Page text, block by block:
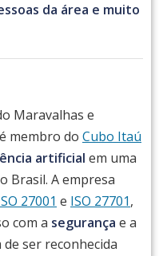
da área e muito
Maravalhas e
membro do Cubo Itaú
artificial em uma
Brasil. A empresa
27001 e ISO 27701,
com a segurança e a
de ser reconhecida